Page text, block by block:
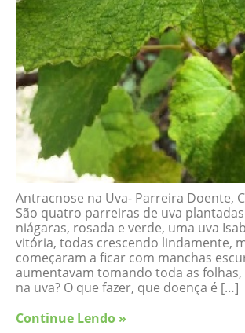
Antracnose na Uva- Parreira Doente,
São quatro parreiras de uva
niágaras, rosada e verde, uma uva
vitória, todas crescendo lindamente,
começaram a ficar com manchas
aumentavam tomando toda as
na uva? O que fazer, que doença é […]
Continue Lendo »